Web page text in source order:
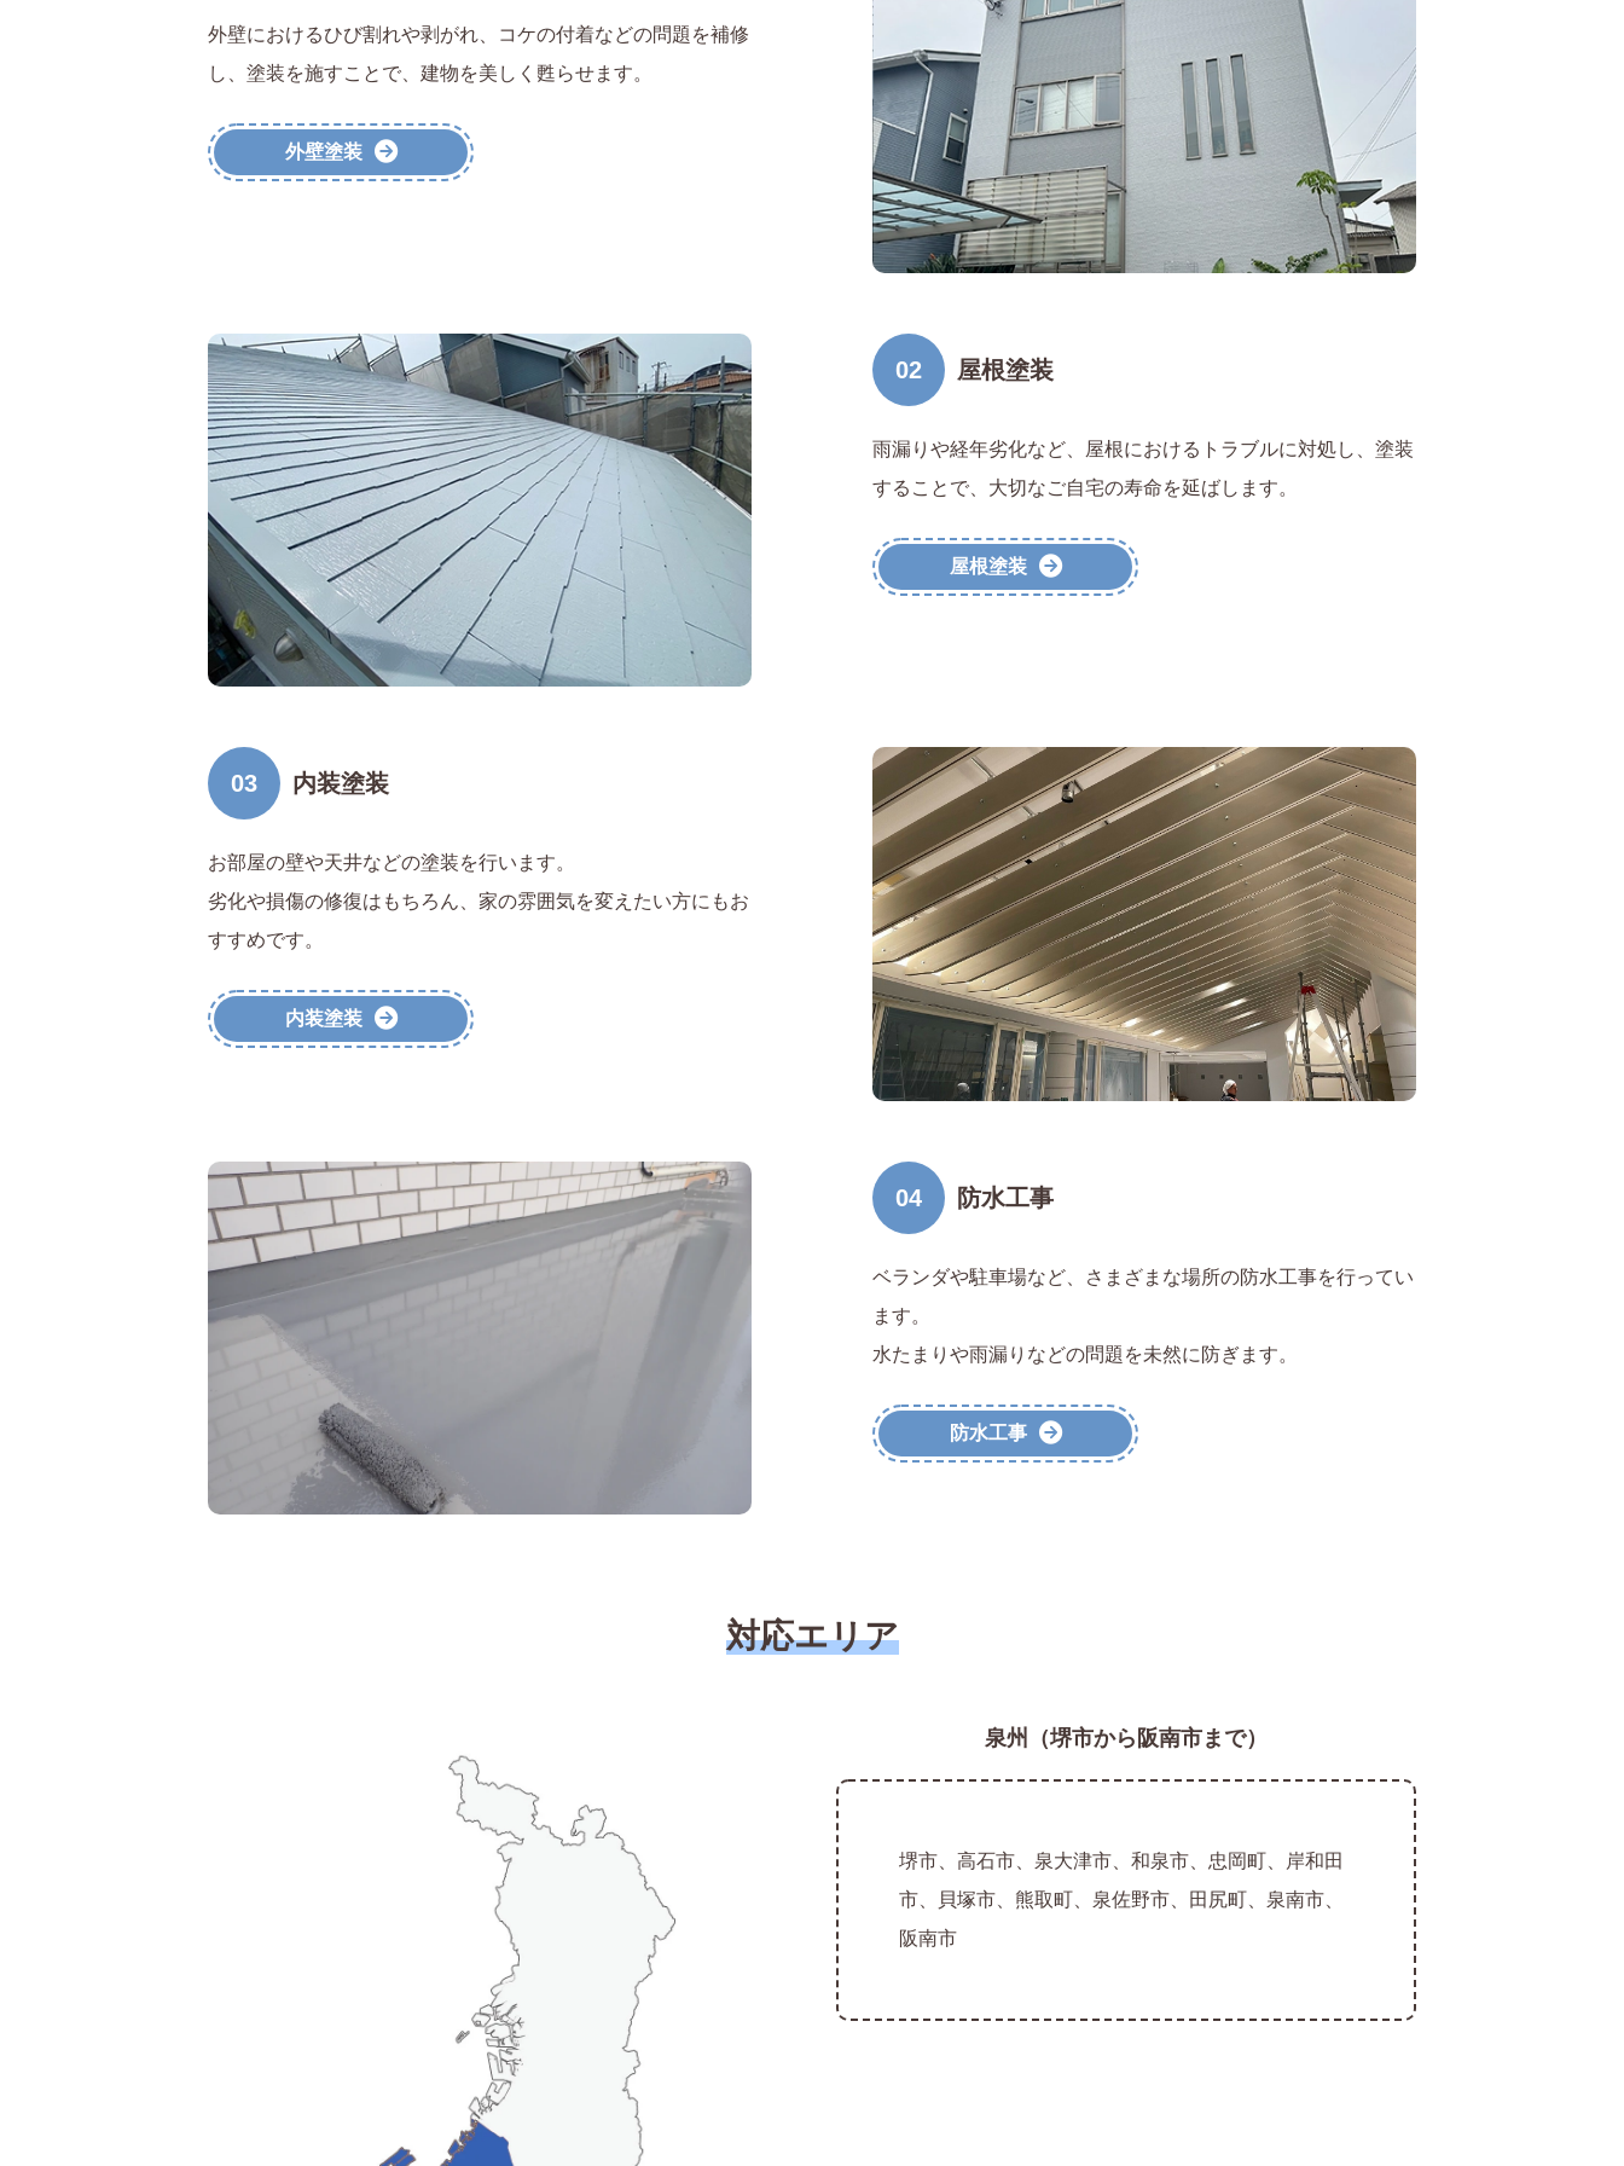
外壁におけるひび割れや剥がれ、コケの付着などの問題を補修
し、塗装を施すことで、建物を美しく甦らせます。
外壁塗装
02 屋根塗装
雨漏りや経年劣化など、屋根におけるトラブルに対処し、塗装
することで、大切なご自宅の寿命を延ばします。
屋根塗装
03 内装塗装
お部屋の壁や天井などの塗装を行います。
劣化や損傷の修復はもちろん、家の雰囲気を変えたい方にもお
すすめです。
内装塗装
04 防水工事
ベランダや駐車場など、さまざまな場所の防水工事を行ってい
ます。
水たまりや雨漏りなどの問題を未然に防ぎます。
防水工事
対応エリア
泉州（堺市から阪南市まで）
堺市、高石市、泉大津市、和泉市、忠岡町、岸和田
市、貝塚市、熊取町、泉佐野市、田尻町、泉南市、
阪南市